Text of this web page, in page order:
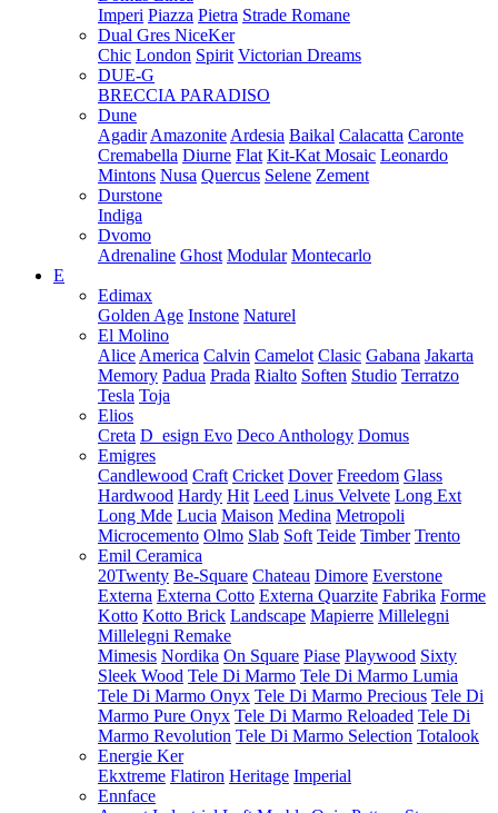
Imperi Piazza Pietra Strade Romane
Dual Gres NiceKer
Chic London Spirit Victorian Dreams
DUE-G
BRECCIA PARADISO
Dune
Agadir Amazonite Ardesia Baikal Calacatta Caronte
Cremabella Diurne Flat Kit-Kat Mosaic Leonardo
Mintons Nusa Quercus Selene Zement
Durstone
Indiga
Dvomo
Adrenaline Ghost Modular Montecarlo
E
Edimax
Golden Age Instone Naturel
El Molino
Alice America Calvin Camelot Clasic Gabana Jakarta
Memory Padua Prada Rialto Soften Studio Terratzo
Tesla Toja
Elios
Creta D_esign Evo Deco Anthology Domus
Emigres
Candlewood Craft Cricket Dover Freedom Glass
Hardwood Hardy Hit Leed Linus Velvete Long Ext
Long Mde Lucia Maison Medina Metropoli
Microcemento Olmo Slab Soft Teide Timber Trento
Emil Ceramica
20Twenty Be-Square Chateau Dimore Everstone
Externa Externa Cotto Externa Quarzite Fabrika Forme
Kotto Kotto Brick Landscape Mapierre Millelegni
Millelegni Remake
Mimesis Nordika On Square Piase Playwood Sixty
Sleek Wood Tele Di Marmo Tele Di Marmo Lumia
Tele Di Marmo Onyx Tele Di Marmo Precious Tele Di
Marmo Pure Onyx Tele Di Marmo Reloaded Tele Di
Marmo Revolution Tele Di Marmo Selection Totalook
Energie Ker
Ekxtreme Flatiron Heritage Imperial
Ennface